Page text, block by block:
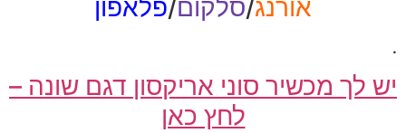
אורנג/סלקום/פלאפון
.
יש לך מכשיר סוני אריקסון דגם שונה –
לחץ כאן